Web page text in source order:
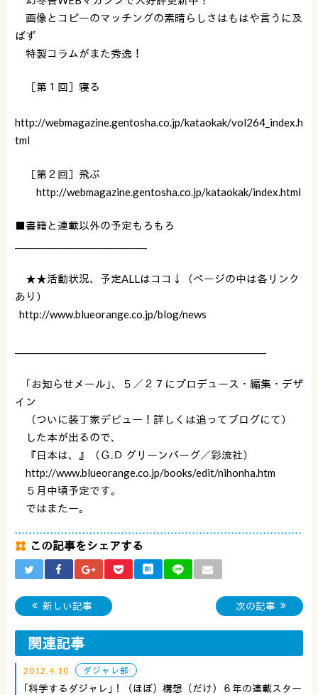
画像とコピーのマッチングの素晴らしさはもはや言うに及
ばず
特製コラムがまた秀逸！
［第１回］寝る
http://webmagazine.gentosha.co.jp/kataokak/vol264_index.h
tml
［第２回］飛ぶ
http://webmagazine.gentosha.co.jp/kataokak/index.html
■書籍と連載以外の予定もろもろ
★★活動状況、予定ALLはココ↓（ページの中は各リンク
あり）
http://www.blueorange.co.jp/blog/news
｢お知らせメール｣、５／２７にプロデュース・編集・デザ
イン
（ついに装丁家デビュー！詳しくは追ってブログにて）
した本が出るので、
『日本は、』（Ｇ.Ｄ グリーンバーグ／彩流社）
http://www.blueorange.co.jp/books/edit/nihonha.htm
５月中頃予定です。
ではまたー。
この記事をシェアする
新しい記事 次の記事
関連記事
2012.4.10 ダジャレ部
｢科学するダジャレ｣！（ほぼ）構想（だけ）６年の連載スター